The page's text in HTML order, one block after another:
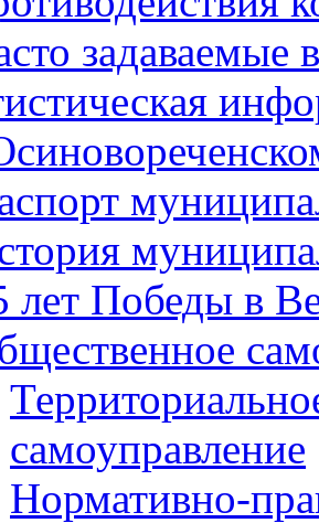
задаваемые
лет Победы в
самоуправление
Нормативно-